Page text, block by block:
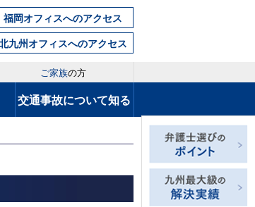
福岡オフィスへのアクセス
九州オフィスへのアクセス
ご家族の方
交通事故について知る